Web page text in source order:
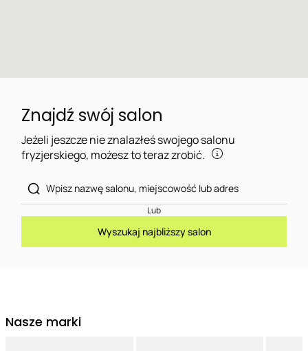
Znajdź swój salon
Jeżeli jeszcze nie znalazłeś swojego salonu
fryzjerskiego, możesz to teraz zrobić.
Lub
Wyszukaj najbliższy salon
Nasze marki